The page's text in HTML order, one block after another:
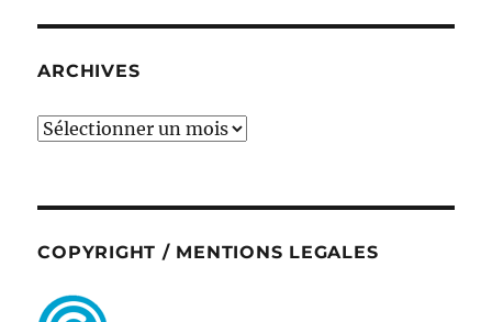
ARCHIVES
ARCHIVES
COPYRIGHT / MENTIONS LEGALES